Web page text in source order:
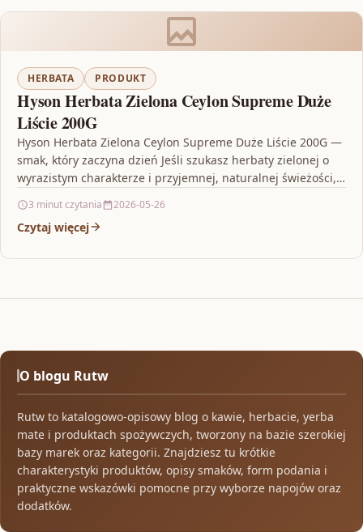
HERBATA PRODUKT
Hyson Herbata Zielona Ceylon Supreme Duże
Liście 200G
Hyson Herbata Zielona Ceylon Supreme Duże Liście 200G —
smak, który zaczyna dzień Jeśli szukasz herbaty zielonej o
wyrazistym charakterze i przyjemnej, naturalnej świeżości,…
3 minut czytania 2026-05-26
Czytaj więcej
O blogu Rutw
Rutw to katalogowo-opisowy blog o kawie, herbacie, yerba
mate i produktach spożywczych, tworzony na bazie szerokiej
bazy marek oraz kategorii. Znajdziesz tu krótkie
charakterystyki produktów, opisy smaków, form podania i
praktyczne wskazówki pomocne przy wyborze napojów oraz
dodatków.